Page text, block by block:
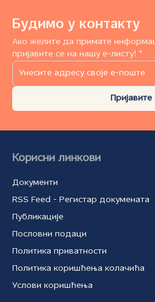
Будимо у контакту
Ако желите да примате
пријавите се на нашу е-листу! *
Пријавите
Корисни линкови
Документи
RSS Feed - Регистар докумената
Публикације
Пословни подаци
Политика приватности
Политика коришћења колачића
Услови коришћења